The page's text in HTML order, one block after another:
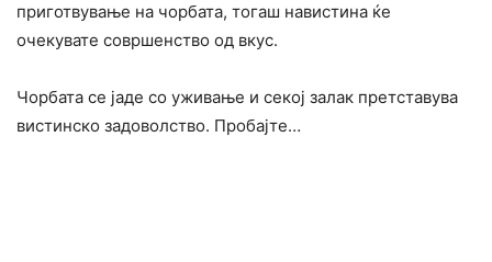
приготвување на чорбата, тогаш навистина ќе
очекувате совршенство од вкус.
Чорбата се јаде со уживање и секој залак претставува
вистинско задоволство. Пробајте…